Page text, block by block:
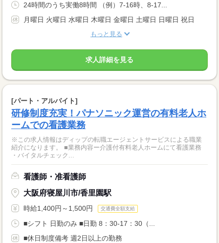
24時間のうち実働8時間 （例）7-16時、8-17...
月曜日 火曜日 水曜日 木曜日 金曜日 土曜日 日曜日 祝日
もっと見る
求人詳細を見る
[パート・アルバイト]
研修制度充実！パナソニック運営の有料老人ホ
ームでの看護業務
※この求人情報はディップの転職エージェントサービスによる職業
紹介になります。 ■業務内容ー介護付有料老人ホームにて看護業務
・バイタルチェック...
看護師・准看護師
大阪府寝屋川市/香里園駅
時給1,400円～1,500円 交通費全額支給
■シフト 日勤のみ ■日勤 8：30-17：30（...
■休日制度備考 週2日以上の勤務